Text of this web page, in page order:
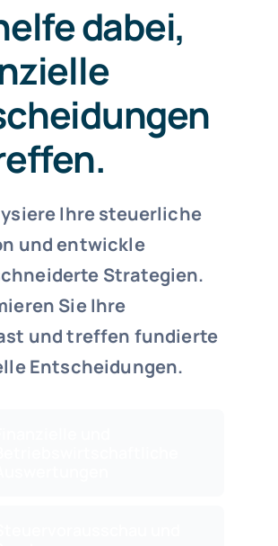
dabei,
Ihre steuerliche
und entwickle
Strategien.
Sie Ihre
und treffen fundierte
Entscheidungen.